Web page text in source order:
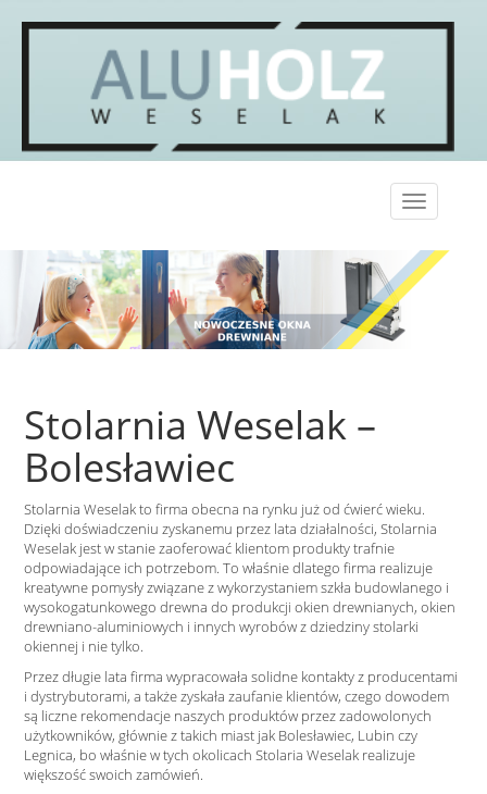
Toggle
navigation
Stolarnia Weselak –
Bolesławiec
Stolarnia Weselak to firma obecna na rynku już od ćwierć wieku.
Dzięki doświadczeniu zyskanemu przez lata działalności, Stolarnia
Weselak jest w stanie zaoferować klientom produkty trafnie
odpowiadające ich potrzebom. To właśnie dlatego firma realizuje
kreatywne pomysły związane z wykorzystaniem szkła budowlanego i
wysokogatunkowego drewna do produkcji okien drewnianych, okien
drewniano-aluminiowych i innych wyrobów z dziedziny stolarki
okiennej i nie tylko.
Przez długie lata firma wypracowała solidne kontakty z producentami
i dystrybutorami, a także zyskała zaufanie klientów, czego dowodem
są liczne rekomendacje naszych produktów przez zadowolonych
użytkowników, głównie z takich miast jak Bolesławiec, Lubin czy
Legnica, bo właśnie w tych okolicach Stolaria Weselak realizuje
większość swoich zamówień.